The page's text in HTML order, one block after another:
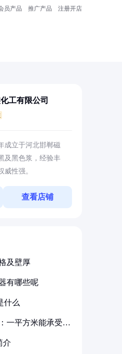
员产品 推广产品 注册开店
工有限公司
成立于河北邯郸磁
及黑色浆，经验丰
性强。
查看店铺
及壁厚
有哪些呢
什么
一平方米能承受多
介